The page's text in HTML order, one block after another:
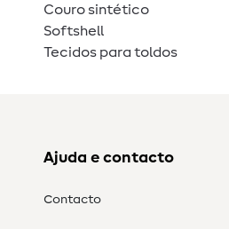
Couro sintético
Softshell
Tecidos para toldos
Ajuda e contacto
Contacto